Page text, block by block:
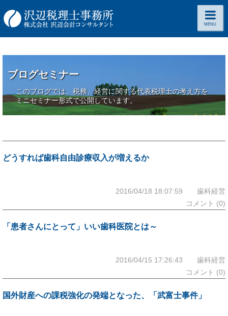
ブログセミナー
このブログでは、税務、経営に関する代表税理士の考え方を
ミニセミナー形式で公開しています。
どうすれば歯科自由診療収入が増えるか
2016/04/18 18:07:59 歯科経営
コメント (0)
「患者さんにとって」いい歯科医院とは～
2016/04/15 17:26:43 歯科経営
コメント (0)
国外財産への課税強化の発端となった、「武富士事件」
MENU